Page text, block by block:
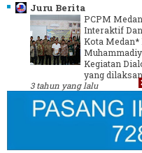
Juru Berita
PCPM
Interaktif
Kota Medan*
Kegiatan
yang
3 tahun yang lalu
Media Online